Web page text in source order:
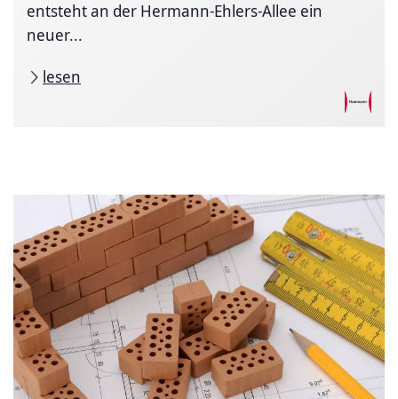
entsteht an der Hermann-Ehlers-Allee ein
neuer...
lesen